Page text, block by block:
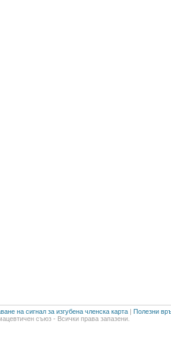
на сигнал за изгубена членска карта | Полезни
съюз - Всички права запазени.